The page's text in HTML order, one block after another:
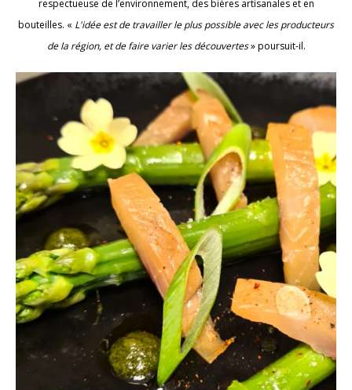
respectueuse de l’environnement, des bières artisanales et en
bouteilles. « L'idée est de travailler le plus possible avec les producteurs
de la région, et de faire varier les découvertes» poursuit-il.